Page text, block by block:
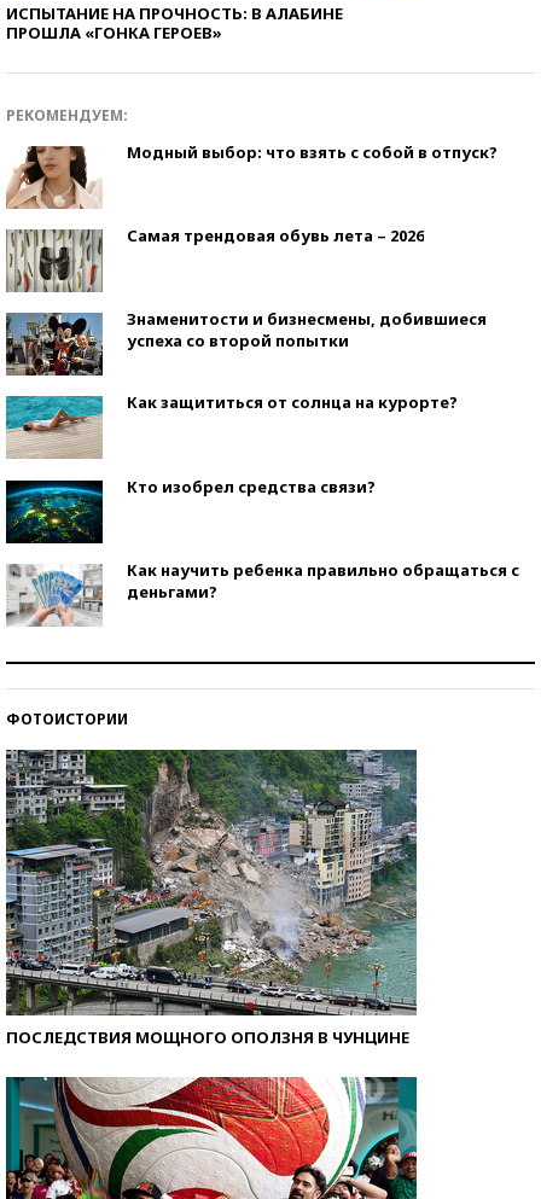
ИСПЫТАНИЕ НА ПРОЧНОСТЬ: В АЛАБИНЕ
ПРОШЛА «ГОНКА ГЕРОЕВ»
РЕКОМЕНДУЕМ:
Модный выбор: что взять с собой в отпуск?
Самая трендовая обувь лета – 2026
Знаменитости и бизнесмены, добившиеся
успеха со второй попытки
Как защититься от солнца на курорте?
Кто изобрел средства связи?
Как научить ребенка правильно обращаться с
деньгами?
ФОТОИСТОРИИ
ПОСЛЕДСТВИЯ МОЩНОГО ОПОЛЗНЯ В ЧУНЦИНЕ